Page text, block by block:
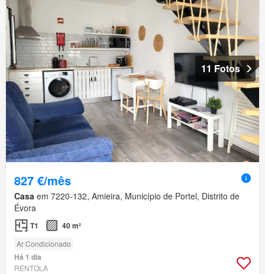
11 Fotos
827 €/mês
Casa em 7220-132, Amieira, Município de Portel, Distrito de
Évora
T1 40 m²
Ar Condicionado
Há 1 dia
RENTOLA